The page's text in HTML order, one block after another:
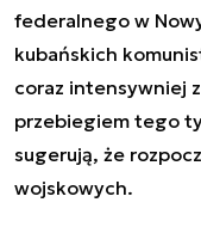
federalnego w
kubańskich
coraz intensywniej
przebiegiem tego
sugerują, że
wojskowych.